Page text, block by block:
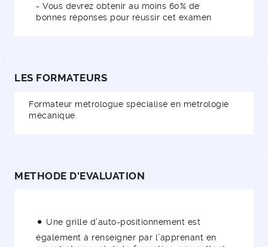
- Vous devrez obtenir au moins 60% de
bonnes réponses pour réussir cet examen
LES FORMATEURS
Formateur métrologue spécialisé en métrologie
mécanique.
METHODE D'EVALUATION
Une grille d’auto-positionnement est
également à renseigner par l’apprenant en